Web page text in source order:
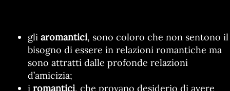
gli aromantici, sono coloro che non sentono il
bisogno di essere in relazioni romantiche ma
sono attratti dalle profonde relazioni
d’amicizia;
i romantici, che provano desiderio di avere